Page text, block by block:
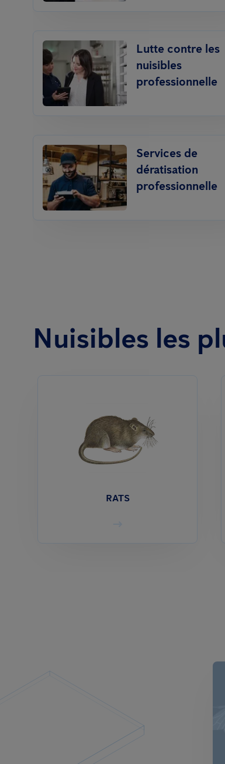
Lutte contre les
nuisibles
professionnelle
Services de
dératisation
professionnelle
Nuisibles les
RATS